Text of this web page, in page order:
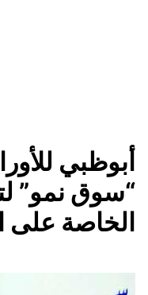
أبوظبي
“سوق نمو”
الخاصة على